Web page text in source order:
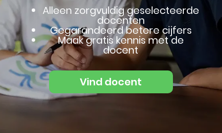
Alleen zorgvuldig geselecteerde
docenten
Gegarandeerd betere cijfers
Maak gratis kennis met de
docent
Vind docent